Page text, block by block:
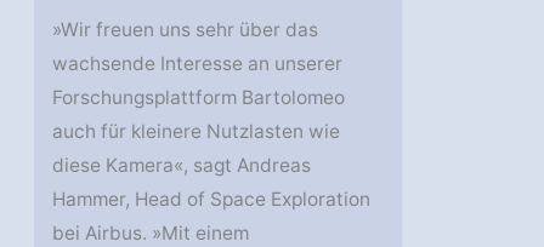
»Wir freuen uns sehr über das
wachsende Interesse an unserer
Forschungsplattform Bartolomeo
auch für kleinere Nutzlasten wie
diese Kamera«, sagt Andreas
Hammer, Head of Space Exploration
bei Airbus. »Mit einem